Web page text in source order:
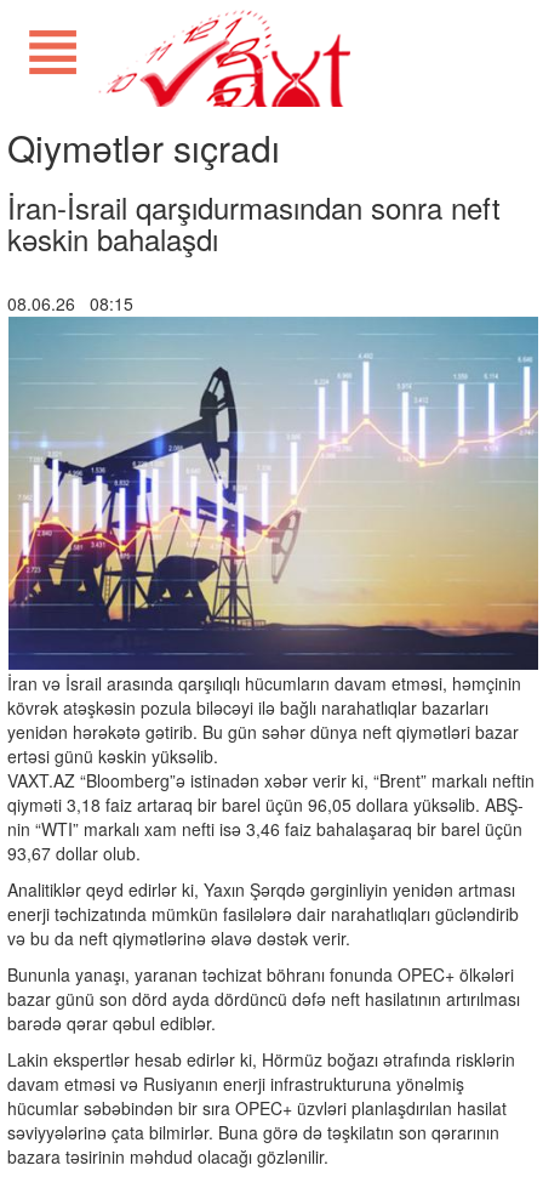
Qiymətlər sıçradı
İran-İsrail qarşıdurmasından sonra neft
kəskin bahalaşdı
08.06.26 08:15
İran və İsrail arasında qarşılıqlı hücumların davam etməsi, həmçinin
kövrək atəşkəsin pozula biləcəyi ilə bağlı narahatlıqlar bazarları
yenidən hərəkətə gətirib. Bu gün səhər dünya neft qiymətləri bazar
ertəsi günü kəskin yüksəlib.
VAXT.AZ “Bloomberg”ə istinadən xəbər verir ki, “Brent” markalı neftin
qiyməti 3,18 faiz artaraq bir barel üçün 96,05 dollara yüksəlib. ABŞ-
nin “WTI” markalı xam nefti isə 3,46 faiz bahalaşaraq bir barel üçün
93,67 dollar olub.
Analitiklər qeyd edirlər ki, Yaxın Şərqdə gərginliyin yenidən artması
enerji təchizatında mümkün fasilələrə dair narahatlıqları gücləndirib
və bu da neft qiymətlərinə əlavə dəstək verir.
Bununla yanaşı, yaranan təchizat böhranı fonunda OPEC+ ölkələri
bazar günü son dörd ayda dördüncü dəfə neft hasilatının artırılması
barədə qərar qəbul ediblər.
Lakin ekspertlər hesab edirlər ki, Hörmüz boğazı ətrafında risklərin
davam etməsi və Rusiyanın enerji infrastrukturuna yönəlmiş
hücumlar səbəbindən bir sıra OPEC+ üzvləri planlaşdırılan hasilat
səviyyələrinə çata bilmirlər. Buna görə də təşkilatın son qərarının
bazara təsirinin məhdud olacağı gözlənilir.